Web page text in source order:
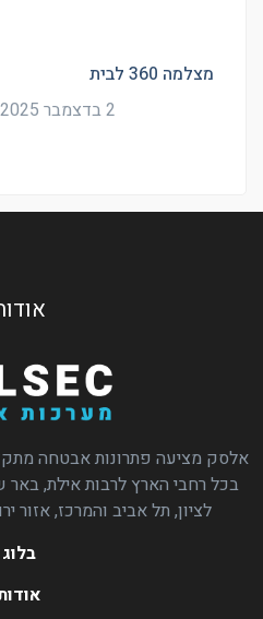
מצלמה 360 לבית
2 בדצמבר 2025
אלסק מציעה פתרונות אבטחה
בכל רחבי הארץ לרבות אילת,
לציון, תל אביב והמרכז, אזור
בלוג